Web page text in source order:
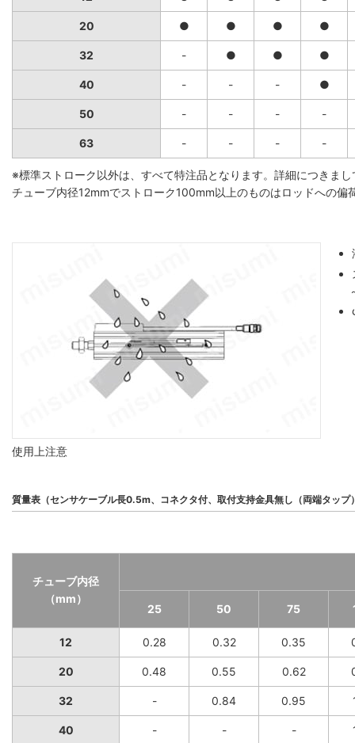
20 ● ● ● ●
32 - ● ● ●
40 - - - ●
50 - - - -
63 - - - -
※標準ストローク以外は、すべて特注品となります。詳細につきま
チューブ内径12mmでストローク100mm以上のものはロッドへの偏
使用上注意
質量表（センサケーブル長0.5m、コネクタ付、取付支持金具無し（両端タップ
チューブ内径
（mm）
25 50 75
12 0.28 0.32 0.35
20 0.48 0.55 0.62
32 - 0.84 0.95
40 - - -